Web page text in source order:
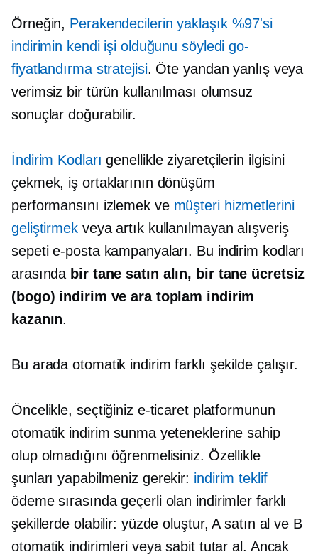
Örneğin, Perakendecilerin yaklaşık %97'si
indirimin kendi işi olduğunu söyledigo-
fiyatlandırma stratejisi. Öte yandan yanlış veya
verimsiz bir türün kullanılması olumsuz
sonuçlar doğurabilir.
İndirim Kodları genellikle ziyaretçilerin ilgisini
çekmek, iş ortaklarının dönüşüm
performansını izlemek ve müşteri hizmetlerini
geliştirmekveya artık kullanılmayan alışveriş
sepeti e-posta kampanyaları. Bu indirim kodları
arasında bir tane satın alın, bir tane ücretsiz
(bogo) indirim ve ara toplam indirim
kazanın.
Bu arada otomatik indirim farklı şekilde çalışır.
Öncelikle, seçtiğiniz e-ticaret platformunun
otomatik indirim sunma yeteneklerine sahip
olup olmadığını öğrenmelisiniz. Özellikle
şunları yapabilmeniz gerekir: indirim teklif
ödeme sırasında geçerli olan indirimler farklı
şekillerde olabilir: yüzde oluştur, A satın al ve B
otomatik indirimleri veya sabit tutar al. Ancak